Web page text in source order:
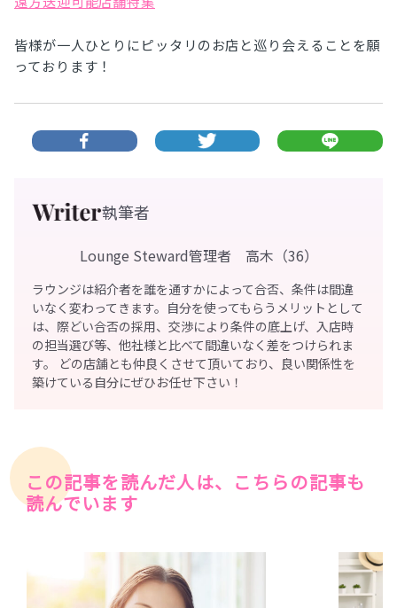
皆様が一人ひとりにピッタリのお店と巡り会えることを願
っております！
執筆者
Lounge Steward管理者 高木（36）
ラウンジは紹介者を誰を通すかによって合否、条件は間違
いなく変わってきます。自分を使ってもらうメリットとして
は、際どい合否の採用、交渉により条件の底上げ、入店時
の担当選び等、他社様と比べて間違いなく差をつけられま
す。 どの店舗とも仲良くさせて頂いており、良い関係性を
築けている自分にぜひお任せ下さい！
この記事を読んだ人は、こちらの記事も
読んでいます